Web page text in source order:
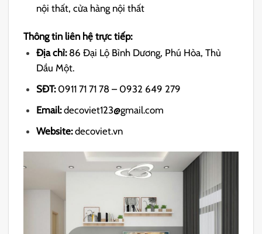
nội thất, cửa hàng nội thất
Thông tin liên hệ trực tiếp:
Địa chỉ: 86 Đại Lộ Bình Dương, Phú Hòa, Thủ
Dầu Một.
SĐT: 0911 71 71 78 – 0932 649 279
Email:decoviet123@gmail.com
Website:decoviet.vn